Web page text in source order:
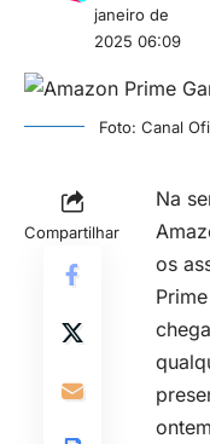
janeiro de
2025 06:09
Foto: Canal
Compartilhar
Na
os